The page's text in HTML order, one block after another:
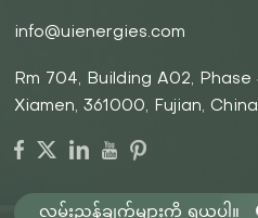
ဒီဇိုင်းထုတ်ထားပါသည်။
များအပါအဝင် အဆင့်မြင့်ဘက်ထရီ
ပါသည်။ ဗို့အားမြင့် ဘက်ထရီမျ
မြင့်မားသောဗို့အားများတွင် စွမ်
မှုများအတွက် စံပြဖြစ်စေသည်။ ၎
သေချာစေပြီး လုပ်ငန်းကြီးများနှ
သိသာထင်ရှားသောစွမ်းအင်လိုအပ်
info@uienergies.com
Rm 704, Building A02, Phase
Xiamen, 361000, Fujian, China
လမ်းညွှန်ချက်များကို ရယူပါ။